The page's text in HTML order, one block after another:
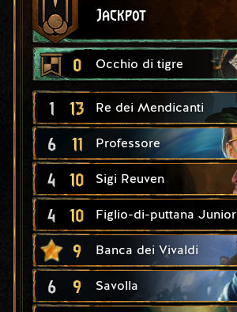
Jackpot
0 Occhio di tigre
1 13 Re dei Mendicanti
6 11 Professore
4 10 Sigi Reuven
4 10 Figlio-di-puttana Junior
9 Banca dei Vivaldi
6 9 Savolla